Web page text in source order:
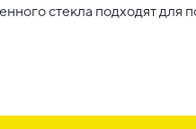
стекла подходят для